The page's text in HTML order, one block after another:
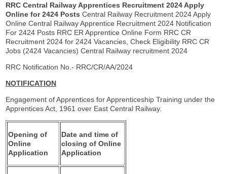
RRC Central Railway Apprentices Recruitment 2024 Apply
Online for 2424 Posts Central Railway Recruitment 2024 Apply
Online Central Railway Apprentice Recruitment 2024 Notification
For 2424 Posts RRC ER Apprentice Online Form RRC CR
Recruitment 2024 for 2424 Vacancies, Check Eligibility RRC CR
Jobs (2424 Vacancies) Central Railway recruitment 2024
RRC Notification No.- RRC/CR/AA/2024
NOTIFICATION
Engagement of Apprentices for Apprenticeship Training under the
Apprentices Act, 1961 over East Central Railway.
Opening of
Online
Application
Date and time of
closing of Online
Application